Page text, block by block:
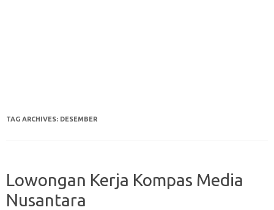
TAG ARCHIVES: DESEMBER
Lowongan Kerja Kompas Media
Nusantara